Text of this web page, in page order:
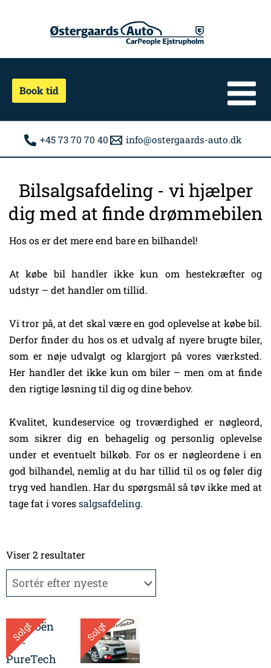
Book tid
+45 73 70 70 40 info@ostergaards-auto.dk
Bilsalgsafdeling - vi hjælper
dig med at finde drømmebilen
Hos os er det mere end bare en bilhandel!
At købe bil handler ikke kun om hestekræfter og
udstyr – det handler om tillid.
Vi tror på, at det skal være en god oplevelse at købe bil.
Derfor finder du hos os et udvalg af nyere brugte biler,
som er nøje udvalgt og klargjort på vores værksted.
Her handler det ikke kun om biler – men om at finde
den rigtige løsning til dig og dine behov.
Kvalitet, kundeservice og troværdighed er nøgleord,
som sikrer dig en behagelig og personlig oplevelse
under et eventuelt bilkøb. For os er nøgleordene i en
god bilhandel, nemlig at du har tillid til os og føler dig
tryg ved handlen. Har du spørgsmål så tøv ikke med at
tage fat i voressalgsafdeling.
Viser 2 resultaterefter
Solgt Solgt